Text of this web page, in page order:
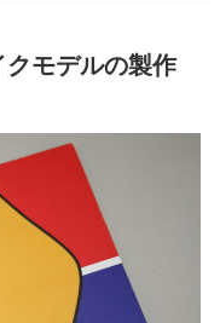
クモデルの製作